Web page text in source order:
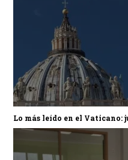
Lo más leído en el